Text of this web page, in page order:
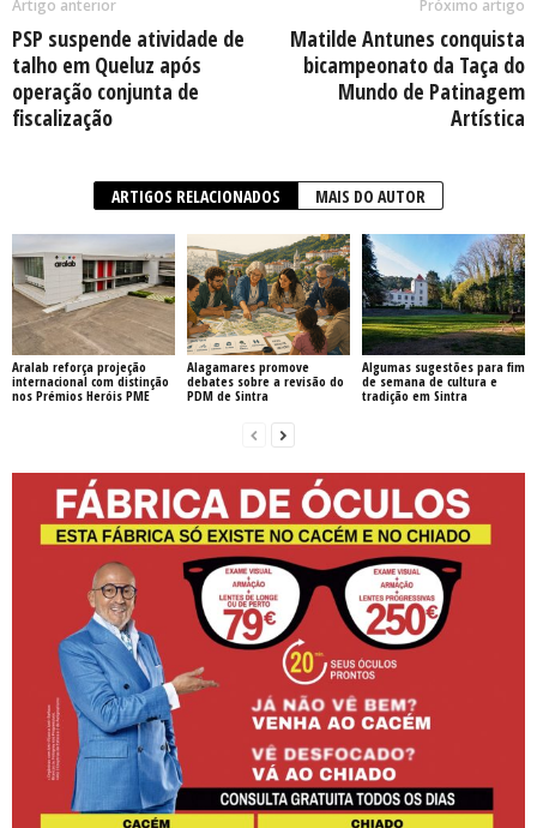
Artigo anterior
PSP suspende atividade de
talho em Queluz após
operação conjunta de
fiscalização
Próximo artigo
Matilde Antunes conquista
bicampeonato da Taça do
Mundo de Patinagem
Artística
ARTIGOS RELACIONADOS MAIS DO AUTOR
Aralab reforça projeção
internacional com distinção
nos Prémios Heróis PME
Alagamares promove
debates sobre a revisão do
PDM de Sintra
Algumas sugestões para fim
de semana de cultura e
tradição em Sintra